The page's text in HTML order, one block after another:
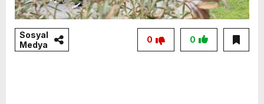
Sosyal
Medya
0
0